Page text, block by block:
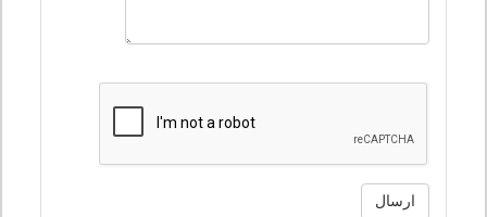
ارسال